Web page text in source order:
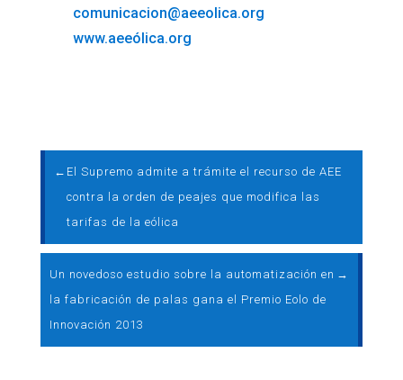
comunicacion@aeeolica.org
www.aeeólica.org
← El Supremo admite a trámite el recurso de AEE
contra la orden de peajes que modifica las
tarifas de la eólica
Un novedoso estudio sobre la automatización en
la fabricación de palas gana el Premio Eolo de
Innovación 2013
→